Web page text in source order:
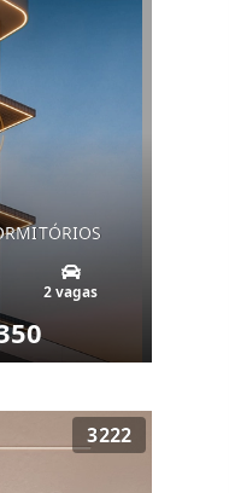
2 vagas
3222